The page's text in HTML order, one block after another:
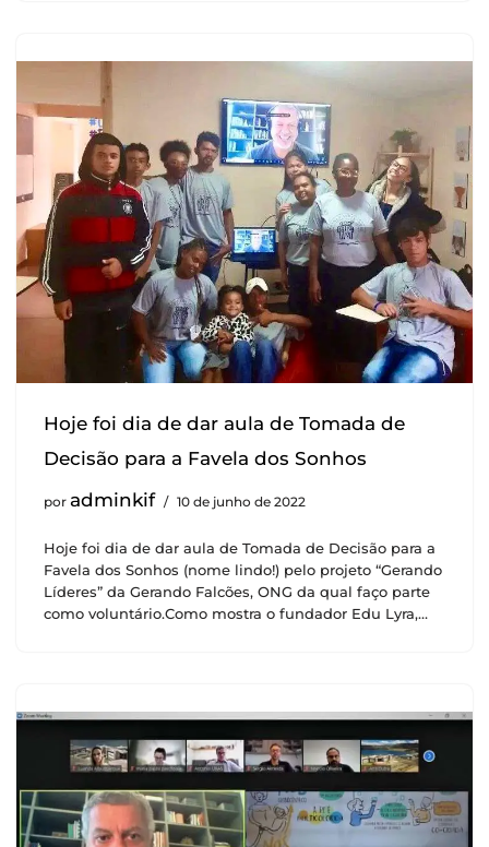
Hoje foi dia de dar aula de Tomada de
Decisão para a Favela dos Sonhos
por adminkif 10 de junho de 2022
Hoje foi dia de dar aula de Tomada de Decisão para a
Favela dos Sonhos (nome lindo!) pelo projeto “Gerando
Líderes” da Gerando Falcões, ONG da qual faço parte
como voluntário.Como mostra o fundador Edu Lyra,…